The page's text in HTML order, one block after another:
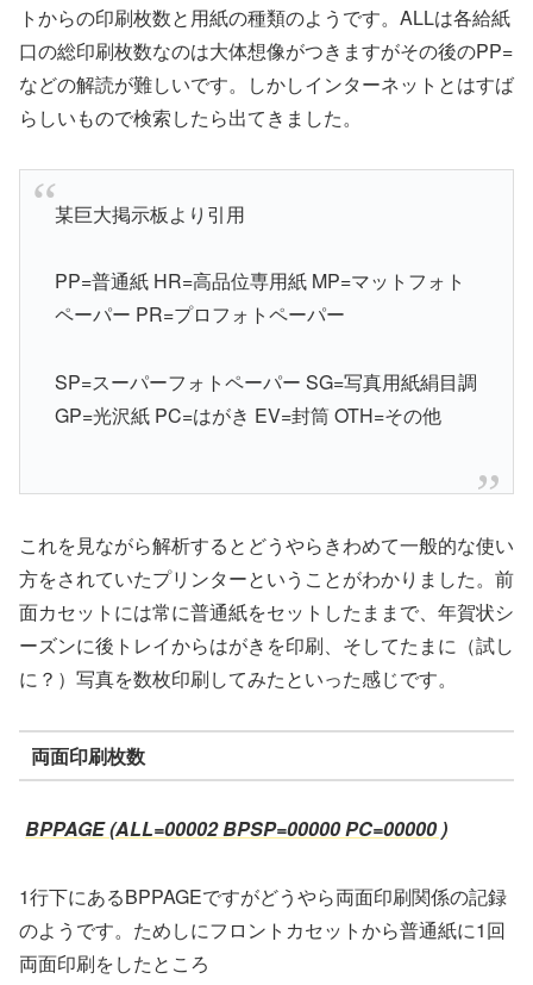
トからの印刷枚数と用紙の種類のようです。ALLは各給紙
口の総印刷枚数なのは大体想像がつきますがその後のPP=
などの解読が難しいです。しかしインターネットとはすば
らしいもので検索したら出てきました。
某巨大掲示板より引用
PP=普通紙 HR=高品位専用紙 MP=マットフォト
ペーパー PR=プロフォトペーパー
SP=スーパーフォトペーパー SG=写真用紙絹目調
GP=光沢紙 PC=はがき EV=封筒 OTH=その他
これを見ながら解析するとどうやらきわめて一般的な使い
方をされていたプリンターということがわかりました。前
面カセットには常に普通紙をセットしたままで、年賀状シ
ーズンに後トレイからはがきを印刷、そしてたまに（試し
に？）写真を数枚印刷してみたといった感じです。
両面印刷枚数
BPPAGE (ALL=00002 BPSP=00000 PC=00000 )
1行下にあるBPPAGEですがどうやら両面印刷関係の記録
のようです。ためしにフロントカセットから普通紙に1回
両面印刷をしたところ